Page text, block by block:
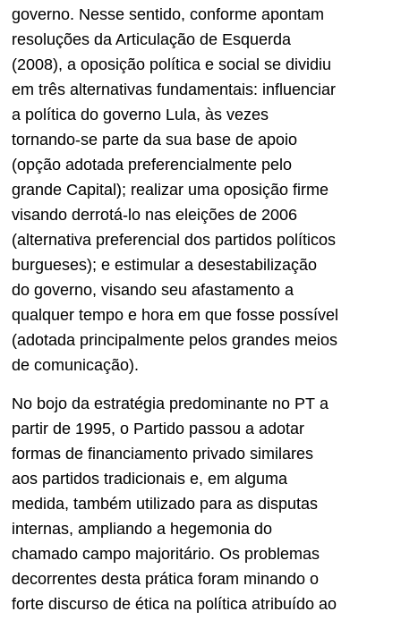
governo. Nesse sentido, conforme apontam
resoluções da Articulação de Esquerda
(2008), a oposição política e social se dividiu
em três alternativas fundamentais: influenciar
a política do governo Lula, às vezes
tornando-se parte da sua base de apoio
(opção adotada preferencialmente pelo
grande Capital); realizar uma oposição firme
visando derrotá-lo nas eleições de 2006
(alternativa preferencial dos partidos políticos
burgueses); e estimular a desestabilização
do governo, visando seu afastamento a
qualquer tempo e hora em que fosse possível
(adotada principalmente pelos grandes meios
de comunicação).
No bojo da estratégia predominante no PT a
partir de 1995, o Partido passou a adotar
formas de financiamento privado similares
aos partidos tradicionais e, em alguma
medida, também utilizado para as disputas
internas, ampliando a hegemonia do
chamado campo majoritário. Os problemas
decorrentes desta prática foram minando o
forte discurso de ética na política atribuído ao